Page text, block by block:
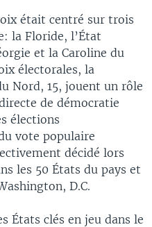
était centré sur trois
la Floride, l’État
et la Caroline du
électorales, la
Nord, 15, jouent un rôle
de démocratie
élections
vote populaire
décidé lors
les 50 États du pays et
D.C.
États clés en jeu dans le